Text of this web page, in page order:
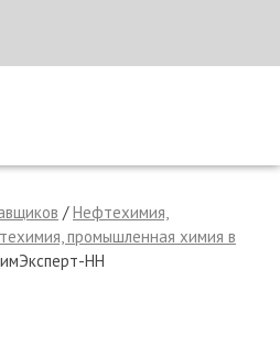
промышленный портал
/Нефтехимия,
промышленная химия в
НН